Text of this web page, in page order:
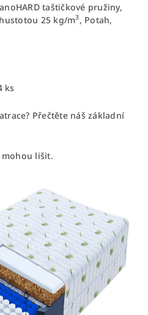
taštičkové pružiny,
25 kg/m3, Potah,
ks
Přečtěte náš základní
mohou lišit.